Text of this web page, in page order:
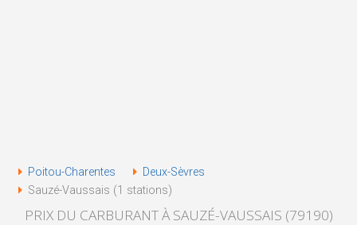
Poitou-Charentes
Deux-Sèvres
Sauzé-Vaussais (1 stations)
PRIX DU CARBURANT À SAUZÉ-VAUSSAIS (79190)